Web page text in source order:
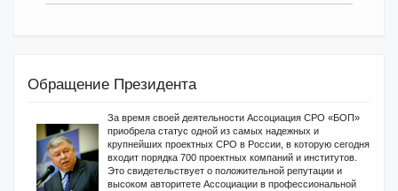
Обращение Президента
За время своей деятельности Ассоциация СРО «БОП»
приобрела статус одной из самых надежных и
крупнейших проектных СРО в России, в которую сегодня
входит порядка 700 проектных компаний и институтов.
Это свидетельствует о положительной репутации и
высоком авторитете Ассоциации в профессиональной